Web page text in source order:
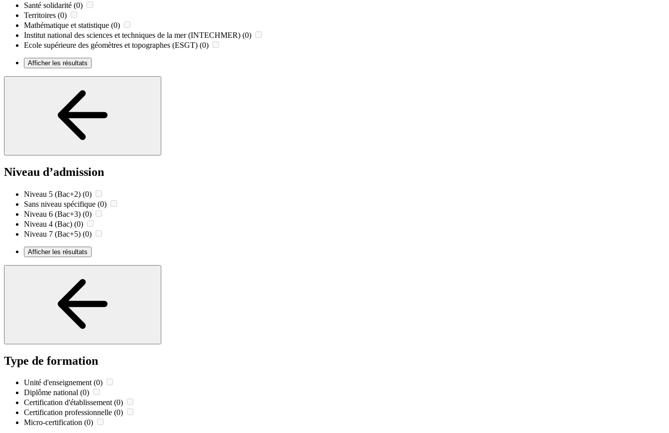
Santé solidarité (0)
Territoires (0)
Mathématique et statistique (0)
Institut national des sciences et techniques de la mer (INTECHMER) (0)
Ecole supérieure des géomètres et topographes (ESGT) (0)
Afficher les résultats
Niveau d’admission
Niveau 5 (Bac+2) (0)
Sans niveau spécifique (0)
Niveau 6 (Bac+3) (0)
Niveau 4 (Bac) (0)
Niveau 7 (Bac+5) (0)
Afficher les résultats
Type de formation
Unité d'enseignement (0)
Diplôme national (0)
Certification d'établissement (0)
Certification professionnelle (0)
Micro-certification (0)